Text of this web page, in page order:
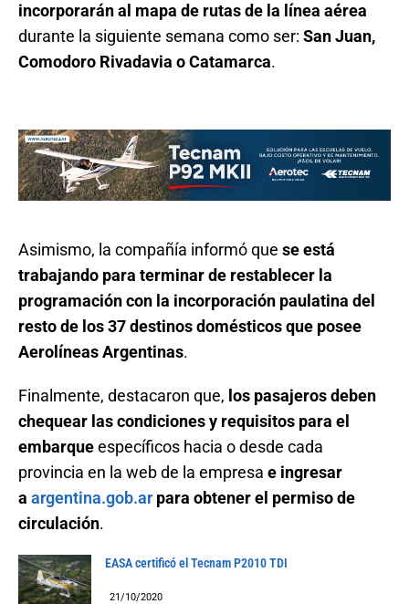
incorporarán al mapa de rutas de la línea aérea
durante la siguiente semana como ser: San Juan,
Comodoro Rivadavia o Catamarca.
Asimismo, la compañía informó que se está
trabajando para terminar de restablecer la
programación con la incorporación paulatina del
resto de los 37 destinos domésticos que posee
Aerolíneas Argentinas.
Finalmente, destacaron que, los pasajeros deben
chequear las condiciones y requisitos para el
embarqueespecíficos hacia o desde cada
provincia en la web de la empresa e ingresar
a argentina.gob.arpara obtener el permiso de
circulación.
EASA certificó el Tecnam P2010 TDI
21/10/2020